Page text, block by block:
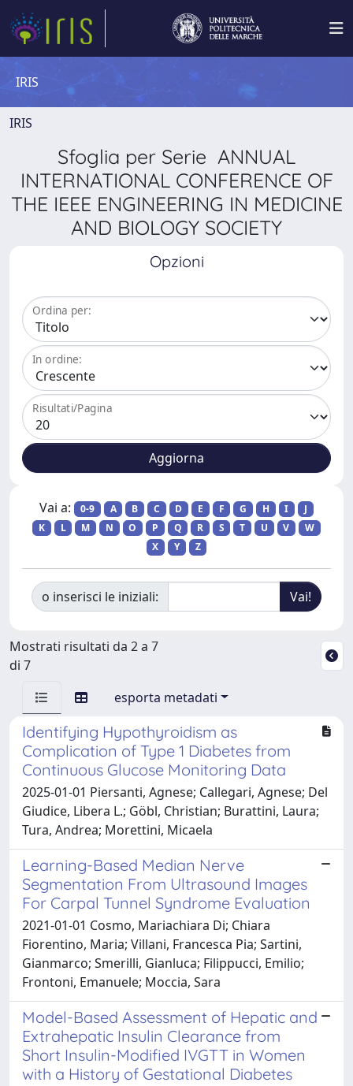
IRIS
IRIS
Sfoglia per Serie ANNUAL
INTERNATIONAL CONFERENCE OF
THE IEEE ENGINEERING IN MEDICINE
AND BIOLOGY SOCIETY
Opzioni
Ordina per:
In ordine:
Risultati/Pagina
Vai a: 0-9 A B C D E F G H I
J
K
L M N O P Q R S T U V
W
X
Y Z
o inserisci le iniziali:
Mostrati risultati da 2 a 7
di 7
esporta metadati
Identifying Hypothyroidism as
Complication of Type 1 Diabetes from
Continuous Glucose Monitoring Data
2025-01-01 Piersanti, Agnese; Callegari, Agnese; Del
Giudice, Libera L.; Göbl, Christian; Burattini, Laura;
Tura, Andrea; Morettini, Micaela
Learning-Based Median Nerve
Segmentation From Ultrasound Images
For Carpal Tunnel Syndrome Evaluation
2021-01-01 Cosmo, Mariachiara Di; Chiara
Fiorentino, Maria; Villani, Francesca Pia; Sartini,
Gianmarco; Smerilli, Gianluca; Filippucci, Emilio;
Frontoni, Emanuele; Moccia, Sara
Model-Based Assessment of Hepatic and
Extrahepatic Insulin Clearance from
Short Insulin-Modified IVGTT in Women
with a History of Gestational Diabetes